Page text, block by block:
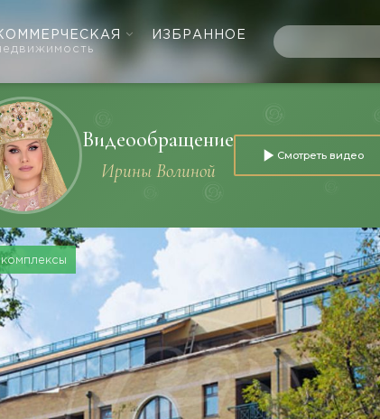
ИЗБРАННОЕ
Видеообращение
Ирины Волиной
Смотреть видео